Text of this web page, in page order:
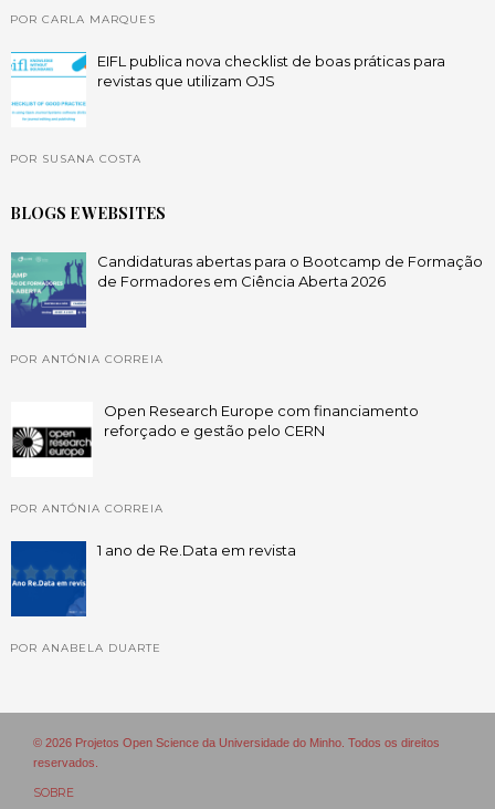
POR CARLA MARQUES
EIFL publica nova checklist de boas práticas para
revistas que utilizam OJS
POR SUSANA COSTA
BLOGS E WEBSITES
Candidaturas abertas para o Bootcamp de Formação
de Formadores em Ciência Aberta 2026
POR ANTÓNIA CORREIA
Open Research Europe com financiamento
reforçado e gestão pelo CERN
POR ANTÓNIA CORREIA
1 ano de Re.Data em revista
POR ANABELA DUARTE
© 2026 Projetos Open Science da Universidade do Minho. Todos os direitos
reservados.
SOBRE